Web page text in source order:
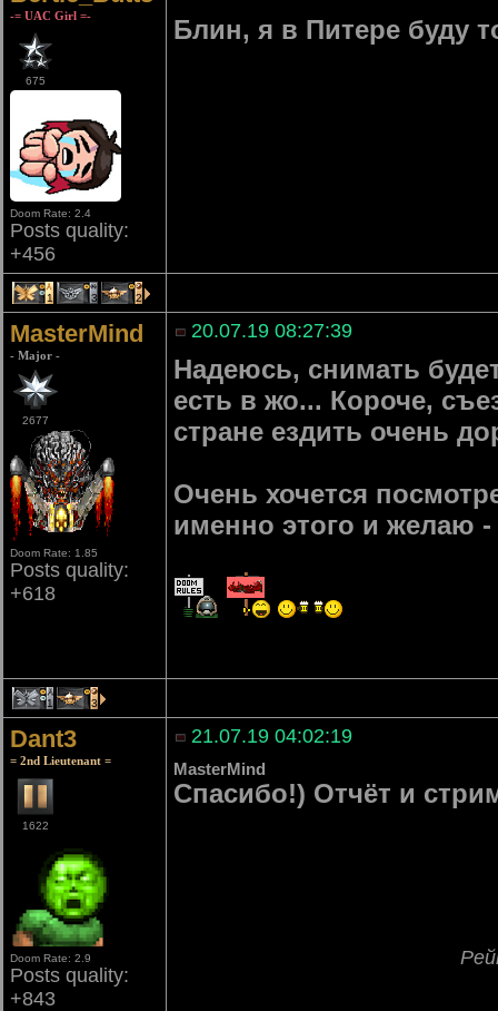
-= UAC Girl =-
675
Doom Rate: 2.4
Posts quality:
+456
Блин, я в Питере буду
1 3 2
MasterMind
- Major -
2677
Doom Rate: 1.85
Posts quality:
+618
20.07.19 08:27:39
Надеюсь, снимать
есть в жо... Короче,
стране ездить очень
Очень хочется
именно этого и желаю
1 3
Dant3
= 2nd Lieutenant =
1622
Doom Rate: 2.9
Posts quality:
+843
21.07.19 04:02:19
MasterMind
Спасибо!) Отчёт и